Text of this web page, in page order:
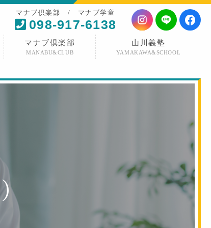
マナブ倶楽部 / マナブ学童
098-917-6138
マナブ倶楽部
MANABU&CLUB
山川義塾
YAMAKAWA&SCHOOL
）